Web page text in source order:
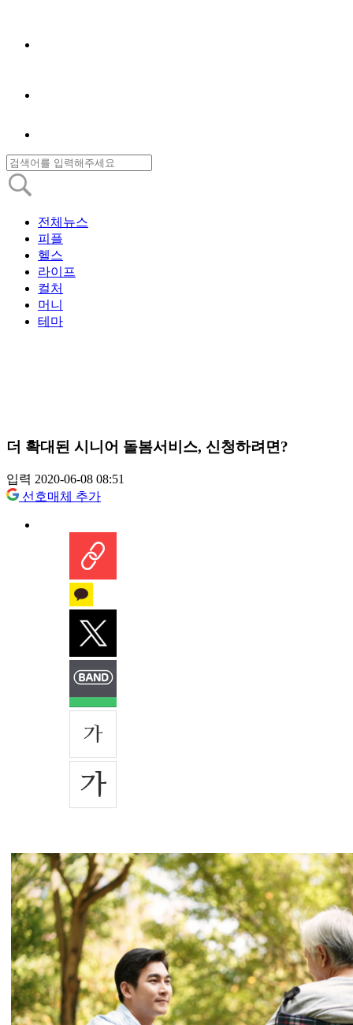
전체뉴스
피플
헬스
라이프
컬처
머니
테마
더 확대된 시니어 돌봄서비스, 신청하려면?
입력 2020-06-08 08:51
선호매체 추가